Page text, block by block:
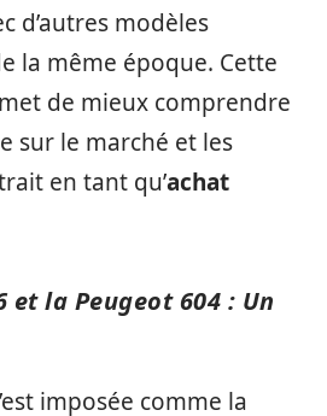
d’autres modèles
la même époque. Cette
de mieux comprendre
sur le marché et les
en tant qu’achat
et la Peugeot 604 : Un
imposée comme la